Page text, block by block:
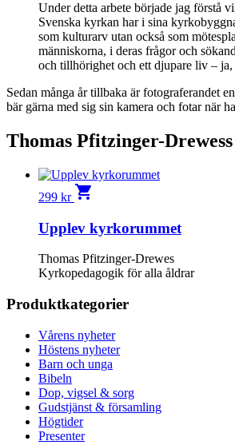
Under detta arbete började jag förstå
Svenska kyrkan har i sina
som kulturarv utan också som
människorna, i deras frågor och
och tillhörighet och ett djupare liv – ja,
Sedan många år tillbaka är fotograferandet
bär gärna med sig sin kamera och fotar när
Thomas Pfitzinger-
299 kr shopping_cart
Upplev kyrkorummet
Thomas Pfitzinger-Drewes
Kyrkopedagogik för alla åldrar
Produktkategorier
Vårens nyheter
Höstens nyheter
Barn och unga
Bibeln
Dop, vigsel & sorg
Gudstjänst & församling
Högtider
Presenter